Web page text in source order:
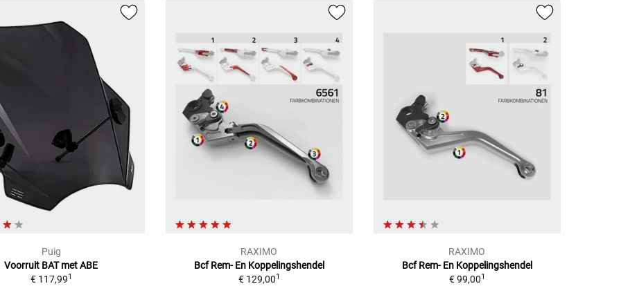
Puig
Voorruit BAT met ABE
€ 117,991
RAXIMO
Bcf Rem- En Koppelingshendel
€ 129,001
RAXIMO
Bcf Rem- En Koppelingshendel
€ 99,001